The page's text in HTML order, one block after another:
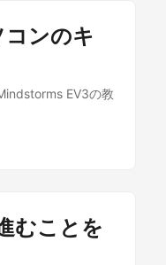
ンのキ
EV3の教
むことを